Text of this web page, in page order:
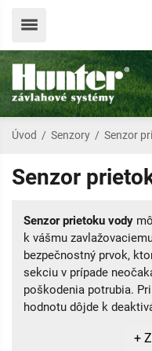
Úvod / Senzory / Senzor
Senzor
Senzor prietoku vody
k vášmu
bezpečnostný prvok,
sekciu v prípade
poškodenia potrubia.
hodnotu dôjde k
+